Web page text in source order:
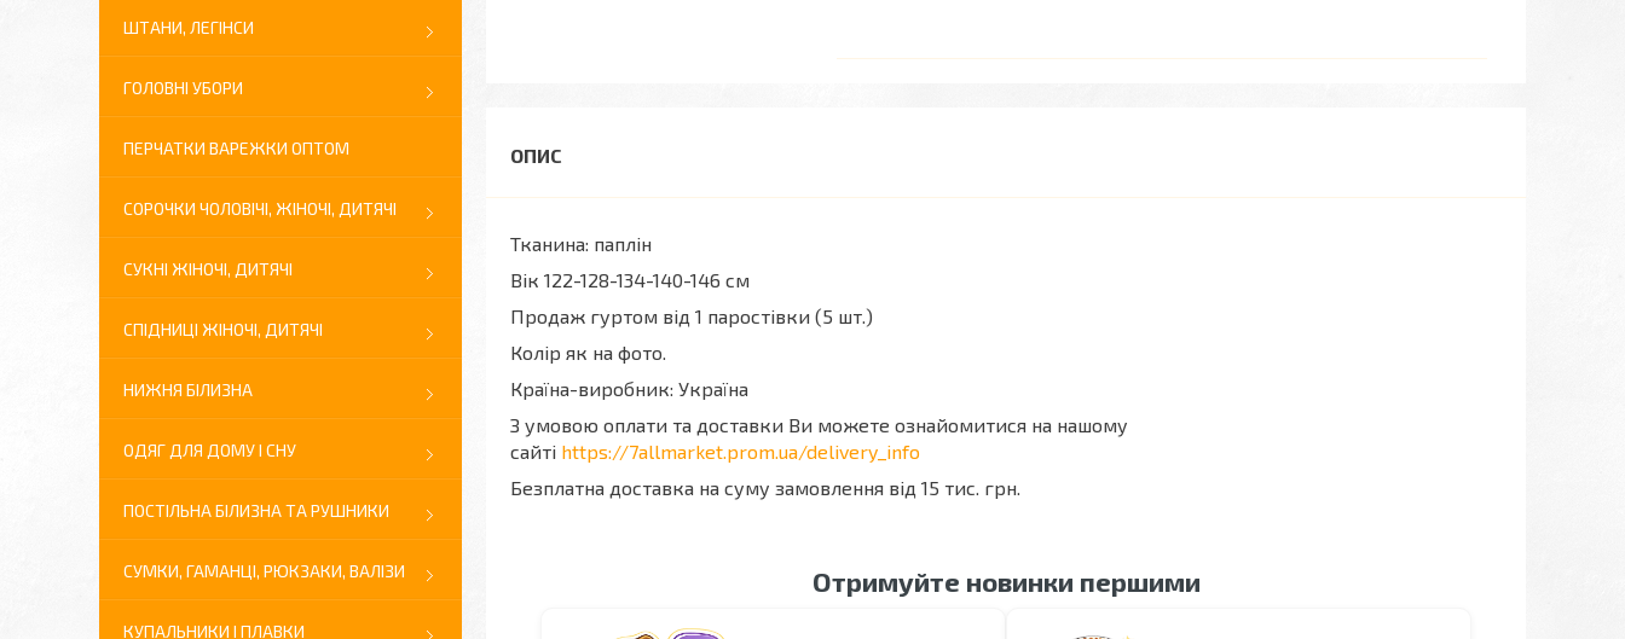
Тканина: паплін
Вік 122-128-134-140-146 см
Продаж гуртом від 1 паростівки (5 шт.)
Колір як на фото.
Країна-виробник: Україна
З умовою оплати та доставки Ви можете ознайомитися на нашому
сайті https://7allmarket.prom.ua/delivery_info
Безплатна доставка на суму замовлення від 15 тис. грн.
Отримуйте новинки першими
ШТАНИ, ЛЕГІНСИ
ГОЛОВНІ УБОРИ
ПЕРЧАТКИ ВАРЕЖКИ ОПТОМ
СОРОЧКИ ЧОЛОВІЧІ, ЖІНОЧІ, ДИТЯЧІ
СУКНІ ЖІНОЧІ, ДИТЯЧІ
СПІДНИЦІ ЖІНОЧІ, ДИТЯЧІ
НИЖНЯ БІЛИЗНА
ОДЯГ ДЛЯ ДОМУ І СНУ
ПОСТІЛЬНА БІЛИЗНА ТА РУШНИКИ
СУМКИ, ГАМАНЦІ, РЮКЗАКИ, ВАЛІЗИ
КУПАЛЬНИКИ І ПЛАВКИ